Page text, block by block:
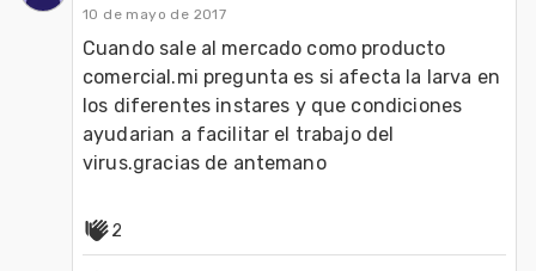
10 de mayo de 2017
Cuando sale al mercado como producto
comercial.mi pregunta es si afecta la larva en
los diferentes instares y que condiciones
ayudarian a facilitar el trabajo del
virus.gracias de antemano
2